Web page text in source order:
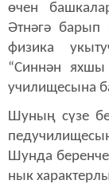
өчен
Әтнәгә
физика
“Синнән яхшы
училищесына
Шуның сүзе
Шунда
нык